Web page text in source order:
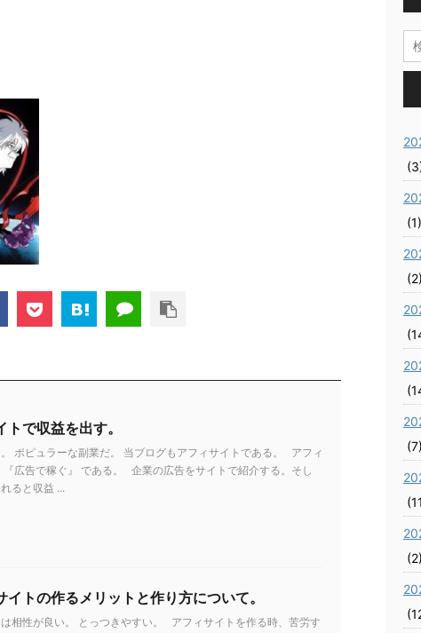
トで収益を出す。
ポピュラーな副業だ。 当ブログもアフィサイトである。 アフィ
『広告で稼ぐ』 である。 企業の広告をサイトで紹介する。そし
ると収益 ...
イトの作るメリットと作り方について。
相性が良い。 とっつきやすい。 アフィサイトを作る時、苦労す
(1)
(2)
(7)
(2)